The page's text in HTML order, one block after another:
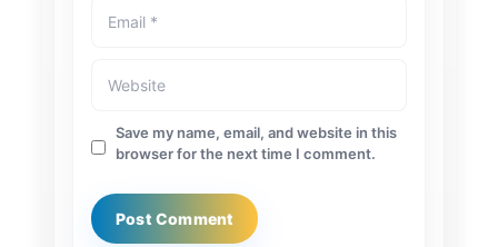
Save my name, email, and website in this
browser for the next time I comment.